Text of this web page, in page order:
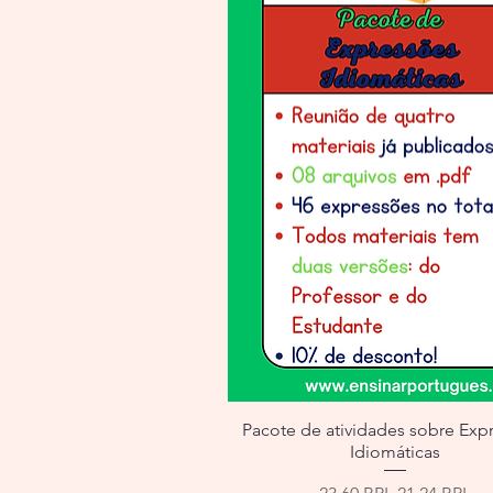
Pacote de atividades sobre
Idiomáticas